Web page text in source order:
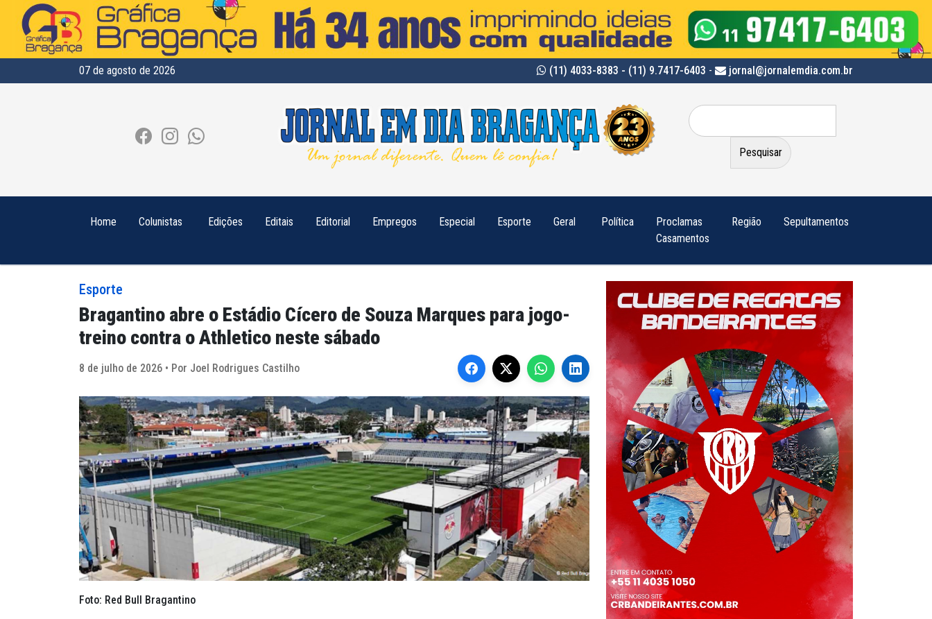
07 de agosto de 2026 (11) 4033-8383 - (11) 9.7417-6403 - jornal@jornalemdia.com.br
Pesquisar
por:
Home Colunistas Edições Editais Editorial Empregos Especial Esporte Geral Política
Proclamas
Casamentos
Região Sepultamentos
Esporte
Bragantino abre o Estádio Cícero de Souza Marques para jogo-
treino contra o Athletico neste sábado
8 de julho de 2026 • Por Joel Rodrigues Castilho
Foto: Red Bull Bragantino